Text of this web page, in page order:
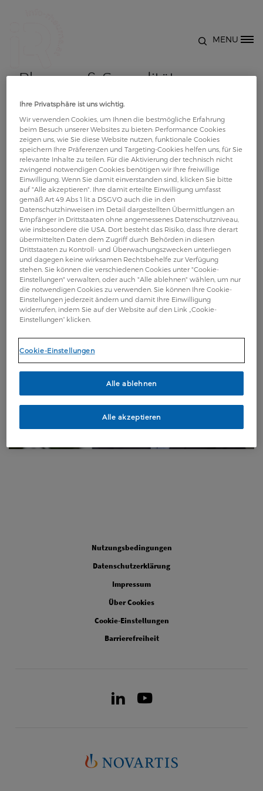
MENU
Rheuma & Sexualität:
Wissenwertes aus Experten-
Sicht
Rheumatische Erkrankungen betreffen nicht nur
Gelenke und Haut, sondern auch unser Intimleben
und unsere Psyche. Wie genau beeinflussen sie die
Libido und unser emotionales Wohlbefinden? Prim.
Dr. Michael Smeikal gibt wertvolle Tipps für einen
guten Umgang mit diesen Herausforderungen.
Nutzungsbedingungen
Datenschutzerklärung
Impressum
Über Cookies
Cookie-Einstellungen
Barrierefreiheit
LinkedIn
Ihre Privatsphäre ist uns wichtig.
Wir verwenden Cookies, um Ihnen die bestmögliche Erfahrung
beim Besuch unserer Websites zu bieten: Performance Cookies
zeigen uns, wie Sie diese Website nutzen, funktionale Cookies
speichern Ihre Präferenzen und Targeting-Cookies helfen uns, für Sie
relevante Inhalte zu teilen. Für die Aktivierung der technisch nicht
zwingend notwendigen Cookies benötigen wir Ihre freiwillige
Einwilligung. Wenn Sie damit einverstanden sind, klicken Sie bitte
auf "Alle akzeptieren". Ihre damit erteilte Einwilligung umfasst
gemäß Art 49 Abs 1 lit a DSGVO auch die in den
Datenschutzhinweisen im Detail dargestellten Übermittlungen an
Empfänger in Drittstaaten ohne angemessenes Datenschutzniveau,
wie insbesondere die USA. Dort besteht das Risiko, dass Ihre derart
übermittelten Daten dem Zugriff durch Behörden in diesen
Drittstaaten zu Kontroll- und Überwachungszwecken unterliegen
und dagegen keine wirksamen Rechtsbehelfe zur Verfügung
stehen. Sie können die verschiedenen Cookies unter "Cookie-
Einstellungen" verwalten, oder auch "Alle ablehnen" wählen, um nur
die notwendigen Cookies zu verwenden. Sie können Ihre Cookie-
Einstellungen jederzeit ändern und damit Ihre Einwilligung
widerrufen, indem Sie auf der Website auf den Link „Cookie-
Einstellungen“ klicken.
Cookie-Einstellungen
Alle ablehnen
Alle akzeptieren